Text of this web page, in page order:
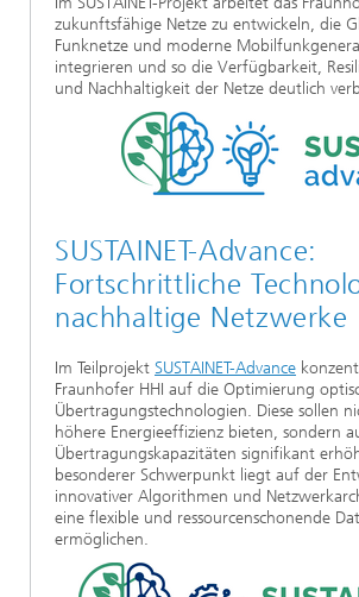
zukunftsfähige Netze zu entwickeln, die
Funknetze und moderne
integrieren und so die Verfügbarkeit,
und Nachhaltigkeit der Netze deutlich
SUSTAINET-Advance:
Fortschrittliche
nachhaltige Netzwerke
Im Teilprojekt SUSTAINET-Advance
Fraunhofer HHI auf die Optimierung
Übertragungstechnologien. Diese sollen
höhere Energieeffizienz bieten, sondern
Übertragungskapazitäten signifikant
besonderer Schwerpunkt liegt auf der
innovativer Algorithmen und
eine flexible und ressourcenschonende
ermöglichen.